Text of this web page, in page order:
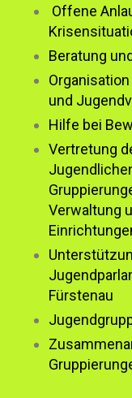
Offene
Beratung
und
Hilfe bei
Vertretung
Verwaltung
Fürstenau